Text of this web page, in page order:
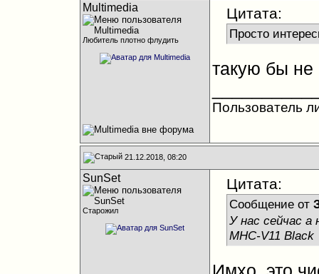
Multimedia
Любитель плотно флудить
Цитата:
Просто
такую бы
Пользователь
21.12.2018, 08:20
SunSet
Старожил
Цитата:
Сообщение от
У нас сейчас а
MHC-V11 Black